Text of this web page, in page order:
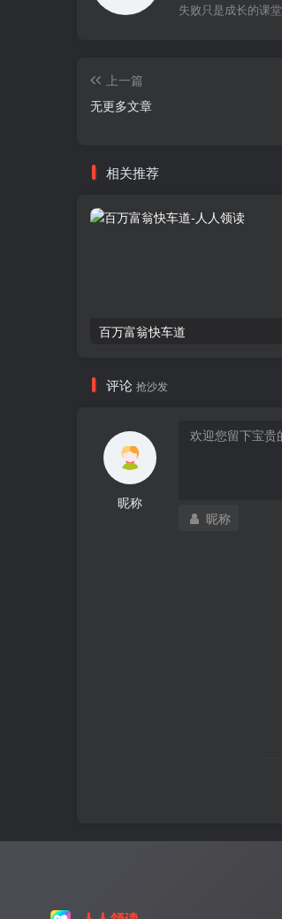
失败只是成长的课堂
上一篇
无更多文章
相关推荐
百万富翁快车道
评论 抢沙发
昵称
昵称